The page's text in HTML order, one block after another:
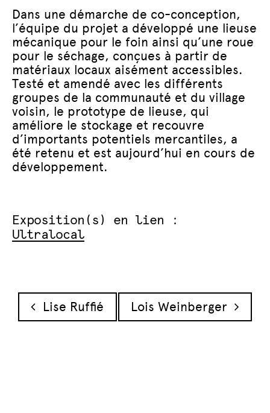
Dans une démarche de co-conception,
l’équipe du projet a développé une lieuse
mécanique pour le foin ainsi qu’une roue
pour le séchage, conçues à partir de
matériaux locaux aisément accessibles.
Testé et amendé avec les différents
groupes de la communauté et du village
voisin, le prototype de lieuse, qui
améliore le stockage et recouvre
d’importants potentiels mercantiles, a
été retenu et est aujourd’hui en cours de
développement.
Exposition(s) en lien :
Ultralocal
Navigation des articles
Lise Ruffié Lois Weinberger